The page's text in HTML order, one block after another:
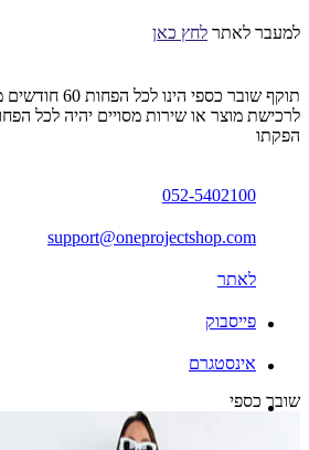
למעבר לאתר לחץ כאן
תוקף שובר כספי
הפקתו
052-5402100
support@oneprojectshop.com
לאתר
פייסבוק
אינסטגרם
שובר כספי